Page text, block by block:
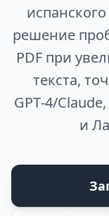
решение
PDF при
текста,
GPT‑4/
и